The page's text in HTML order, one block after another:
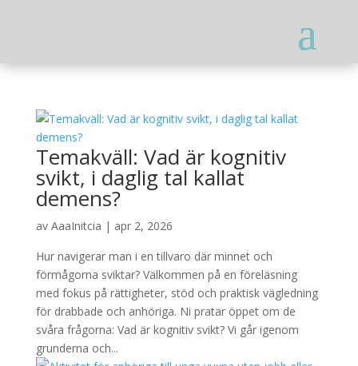
Temakväll: Vad är kognitiv
svikt, i daglig tal kallat
demens?
av AaaInitcia | apr 2, 2026
Hur navigerar man i en tillvaro där minnet och
förmågorna sviktar? Välkommen på en föreläsning
med fokus på rättigheter, stöd och praktisk vägledning
för drabbade och anhöriga. Ni pratar öppet om de
svåra frågorna: Vad är kognitiv svikt? Vi går igenom
grunderna och...